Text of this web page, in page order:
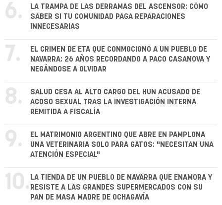
6.
LA TRAMPA DE LAS DERRAMAS DEL ASCENSOR: CÓMO
SABER SI TU COMUNIDAD PAGA REPARACIONES
INNECESARIAS
7.
EL CRIMEN DE ETA QUE CONMOCIONÓ A UN PUEBLO DE
NAVARRA: 26 AÑOS RECORDANDO A PACO CASANOVA Y
NEGÁNDOSE A OLVIDAR
8.
SALUD CESA AL ALTO CARGO DEL HUN ACUSADO DE
ACOSO SEXUAL TRAS LA INVESTIGACIÓN INTERNA
REMITIDA A FISCALÍA
9.
EL MATRIMONIO ARGENTINO QUE ABRE EN PAMPLONA
UNA VETERINARIA SOLO PARA GATOS: "NECESITAN UNA
ATENCIÓN ESPECIAL"
10. LA TIENDA DE UN PUEBLO DE NAVARRA QUE ENAMORA Y
RESISTE A LAS GRANDES SUPERMERCADOS CON SU
PAN DE MASA MADRE DE OCHAGAVÍA